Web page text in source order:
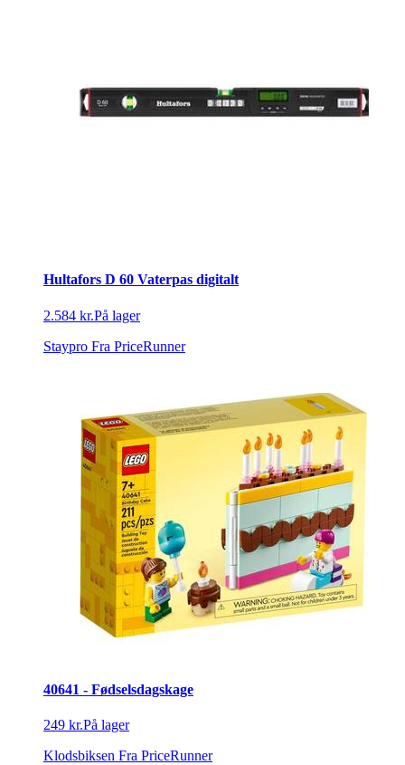
Hultafors D 60 Vaterpas digitalt
2.584 kr.På lager
Staypro Fra PriceRunner
40641 - Fødselsdagskage
249 kr.På lager
Klodsbiksen Fra PriceRunner